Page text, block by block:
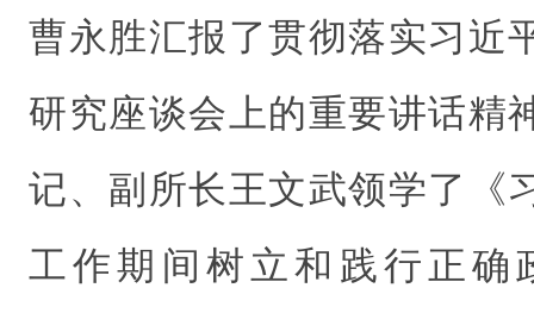
曹永胜汇报了贯彻落实习近
研究座谈会上的重要讲话精
记、副所长王文武领学了《
工作期间树立和践行正确